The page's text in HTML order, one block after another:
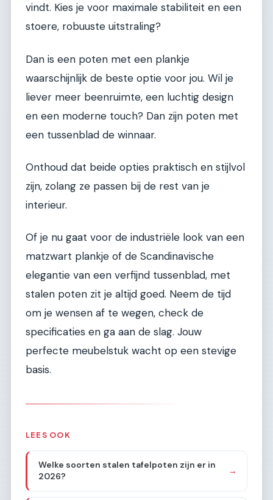
vindt. Kies je voor maximale stabiliteit en een
stoere, robuuste uitstraling?
Dan is een poten met een plankje
waarschijnlijk de beste optie voor jou. Wil je
liever meer beenruimte, een luchtig design
en een moderne touch? Dan zijn poten met
een tussenblad de winnaar.
Onthoud dat beide opties praktisch en stijlvol
zijn, zolang ze passen bij de rest van je
interieur.
Of je nu gaat voor de industriële look van een
matzwart plankje of de Scandinavische
elegantie van een verfijnd tussenblad, met
stalen poten zit je altijd goed. Neem de tijd
om je wensen af te wegen, check de
specificaties en ga aan de slag. Jouw
perfecte meubelstuk wacht op een stevige
basis.
LEES OOK
Welke soorten stalen tafelpoten zijn er in
2026?
→